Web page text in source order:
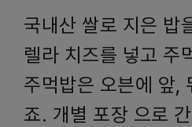
국내산 쌀로 지은 밥
렐라 치즈를 넣고 주
주먹밥은 오븐에 앞,
죠. 개별 포장 으로